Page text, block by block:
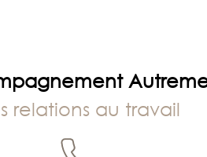
relations au travail